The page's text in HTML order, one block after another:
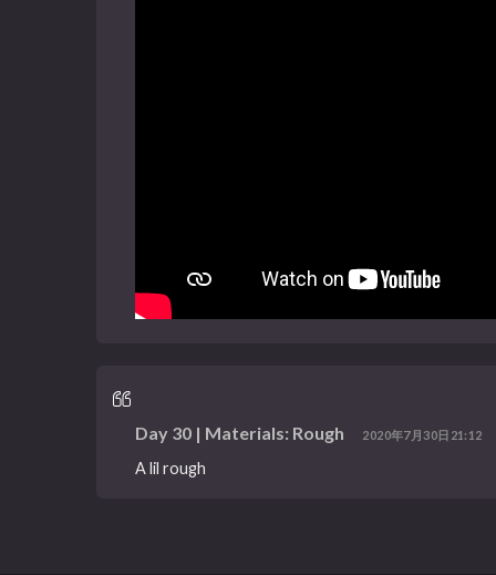
Day 30 | Materials: Rough 2020年7月30日21:12
A lil rough